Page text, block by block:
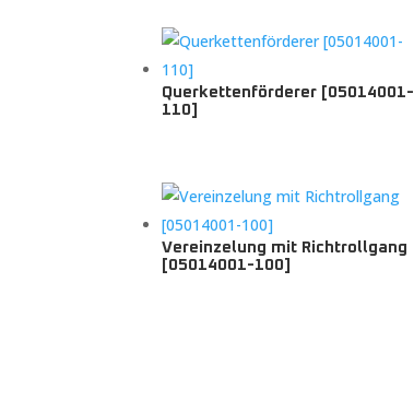
Querkettenförderer [05014001-
110]
Vereinzelung mit Richtrollgang
[05014001-100]